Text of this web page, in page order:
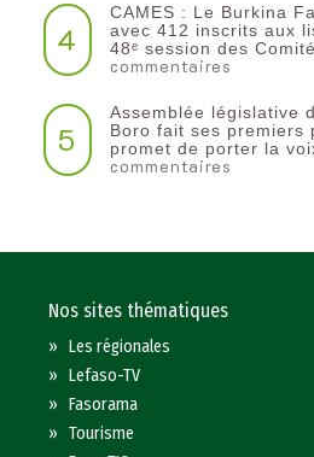
4
CAMES : Le Burkina
avec 412 inscrits aux
48ᵉ session des
commentaires
5
Assemblée législative
Boro fait ses premiers
promet de porter la
commentaires
Nos sites thématiques
»Les régionales
»Lefaso-TV
»Fasorama
»Tourisme